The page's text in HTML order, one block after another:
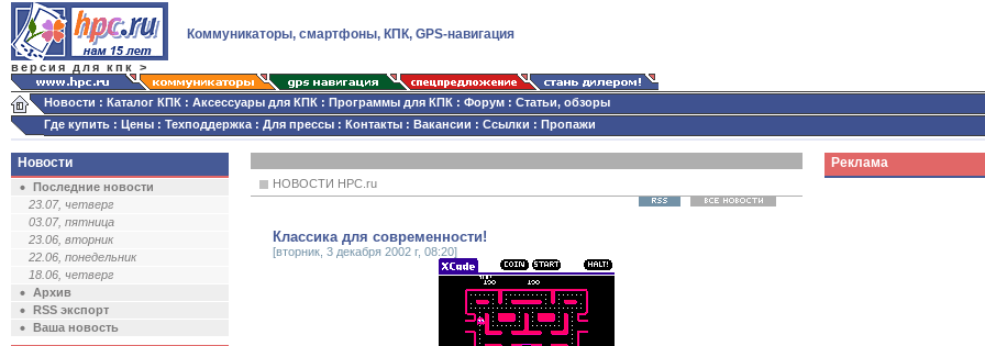
версия для кпк >
Коммуникаторы, смартфоны, КПК, GPS-навигация
Новости : Каталог КПК : Аксессуары для КПК : Программы для КПК : Форум : Статьи, обзоры
Где купить : Цены : Техподдержка : Для прессы : Контакты : Вакансии : Ссылки : Пропажи
Новости
Последние новости
23.07, четверг
03.07, пятница
23.06, вторник
22.06, понедельник
18.06, четверг
Архив
RSS экспорт
Ваша новость
НОВОСТИ HPC.ru
Классика для современности!
[вторник, 3 декабря 2002 г, 08:20]
Реклама